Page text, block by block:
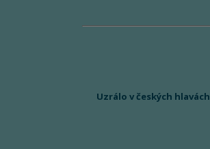
Uzrálo v českých hlavách